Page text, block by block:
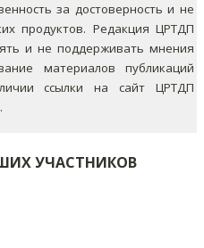
за достоверность и не
продуктов. Редакция ЦРТДП
и не поддерживать мнения
материалов публикаций
ссылки на сайт ЦРТДП
.
УЧАСТНИКОВ